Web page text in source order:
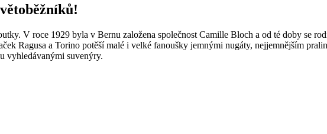
V roce 1929 byla v Bernu založena společnost Camille Bloch a od té doby se
Ragusa a Torino potěší malé i velké fanoušky jemnými nugáty, nejjemnějším
vyhledávanými suvenýry.